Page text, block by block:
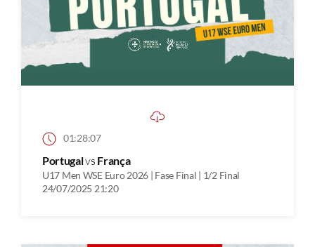
01:28:07
Portugalvs França
U17 Men WSE Euro 2026 | Fase Final | 1/2 Final
24/07/2025 21:20